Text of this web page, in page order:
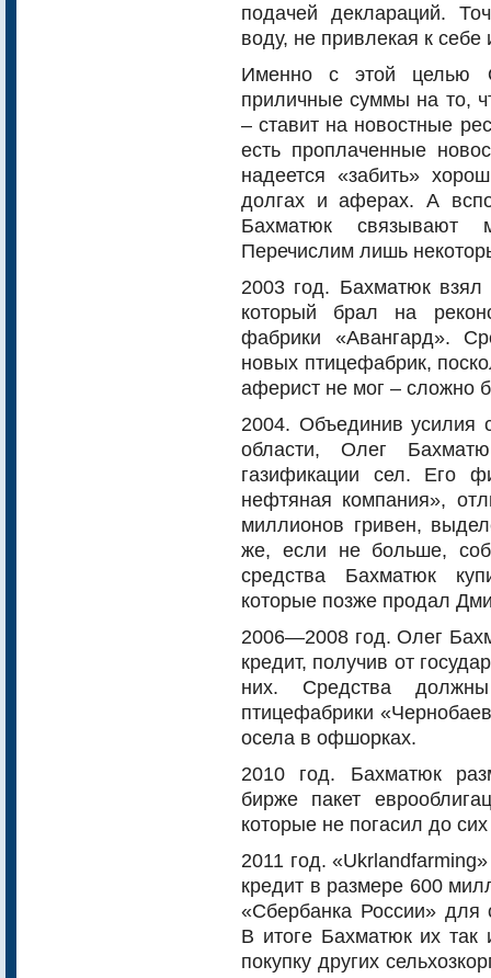
подачей деклараций.
воду, не привлекая к
Именно с этой целью
приличные суммы на то,
– ставит на новостные
есть проплаченные
надеется «забить»
долгах и аферах. А
Бахматюк связывают
Перечислим лишь
2003 год. Бахматюк
который брал на
фабрики «Авангард».
новых птицефабрик,
аферист не мог – сложно
2004. Объединив усилия
области, Олег
газификации сел. Его
нефтяная компания»,
миллионов гривен,
же, если не больше,
средства Бахматюк
которые позже продал
2006—2008 год. Олег
кредит, получив от
них. Средства
птицефабрики
осела в офшорках.
2010 год. Бахматюк
бирже пакет
которые не погасил до
2011 год.
кредит в размере 600
«Сбербанка России» для
В итоге Бахматюк их так
покупку других